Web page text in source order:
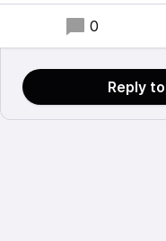
Prune Catoire, dans
science politique.
0
Reply